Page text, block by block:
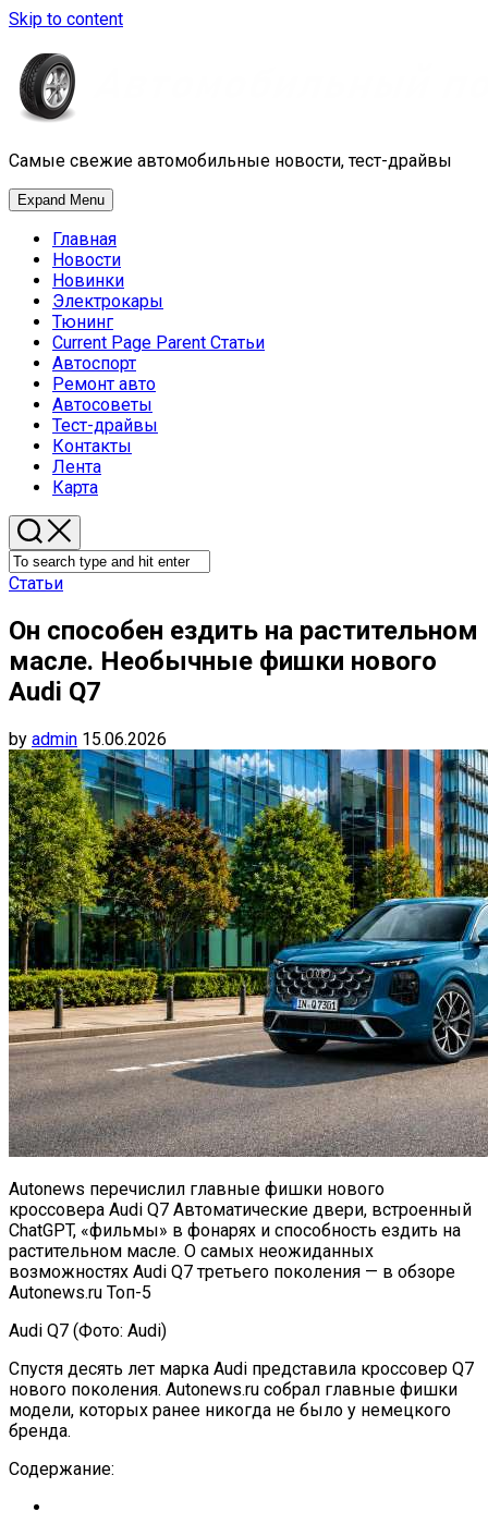
Skip to content
Самые свежие автомобильные новости, тест-драйвы
Expand Menu
Главная
Новости
Новинки
Электрокары
Тюнинг
Current Page Parent Статьи
Автоспорт
Ремонт авто
Автосоветы
Тест-драйвы
Контакты
Лента
Карта
Статьи
Он способен ездить на растительном
масле. Необычные фишки нового
Audi Q7
by admin 15.06.2026
Autonews перечислил главные фишки нового
кроссовера Audi Q7 Автоматические двери, встроенный
ChatGPT, «фильмы» в фонарях и способность ездить на
растительном масле. О самых неожиданных
возможностях Audi Q7 третьего поколения — в обзоре
Autonews.ru Топ-5
Audi Q7 (Фото: Audi)
Спустя десять лет марка Audi представила кроссовер Q7
нового поколения. Autonews.ru собрал главные фишки
модели, которых ранее никогда не было у немецкого
бренда.
Содержание: